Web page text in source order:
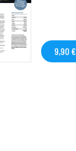
9,90 €